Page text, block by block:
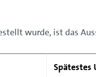
wurde, ist das
Spätestes